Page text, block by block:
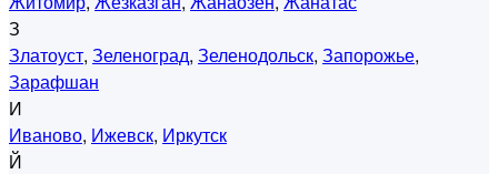
З
Златоуст, Зеленоград, Зеленодольск, Запорожье,
Зарафшан
И
Иваново, Ижевск, Иркутск
Й